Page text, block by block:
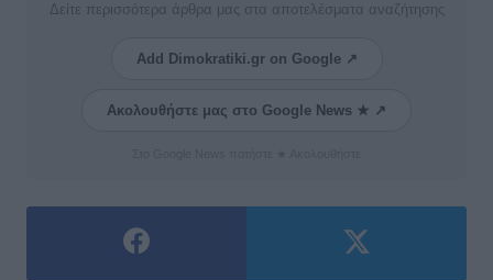
Δείτε περισσότερα άρθρα μας στα αποτελέσματα αναζήτησης
Add Dimokratiki.gr on Google ↗
Ακολουθήστε μας στο Google News ★ ↗